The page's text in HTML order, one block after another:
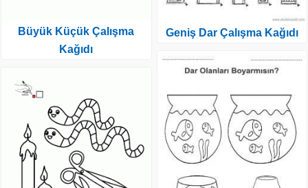
Büyük Küçük Çalışma
Kağıdı
Geniş Dar Çalışma Kağıdı